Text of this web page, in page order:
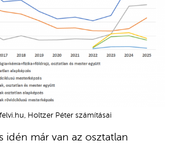
Holtzer Péter számításai
idén már van az osztatlan